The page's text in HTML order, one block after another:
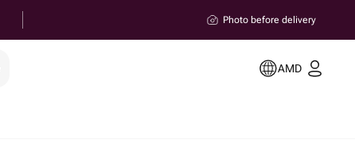
Photo before delivery
AMD